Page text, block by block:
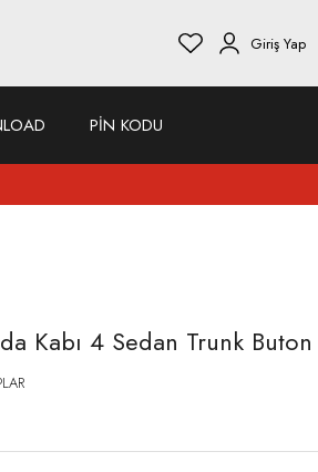
Giriş Yap
PİN KODU
Kabı 4 Sedan Trunk